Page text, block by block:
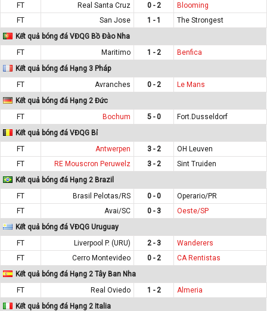
FT
Real Santa Cruz 0 - 2
Blooming
FT
San Jose 1 - 1
The Strongest
Kết quả bóng đá VĐQG Bồ Đào Nha
FT
Maritimo 1 - 2
Benfica
Kết quả bóng đá Hạng 3 Pháp
FT
Avranches 0 - 2
Le Mans
Kết quả bóng đá Hạng 2 Đức
FT
Bochum 5 - 0
Fort.Dusseldorf
Kết quả bóng đá VĐQG Bỉ
FT
Antwerpen 3 - 2
OH Leuven
FT
RE Mouscron Peruwelz 3 - 2
Sint Truiden
Kết quả bóng đá Hạng 2 Brazil
FT
Brasil Pelotas/RS 0 - 0
Operario/PR
FT
Avai/SC 0 - 3
Oeste/SP
Kết quả bóng đá VĐQG Uruguay
FT
Liverpool P. (URU) 2 - 3
Wanderers
FT
Cerro Montevideo 0 - 2
CA Rentistas
Kết quả bóng đá Hạng 2 Tây Ban Nha
FT
Real Oviedo 1 - 2
Almeria
Kết quả bóng đá Hạng 2 Italia